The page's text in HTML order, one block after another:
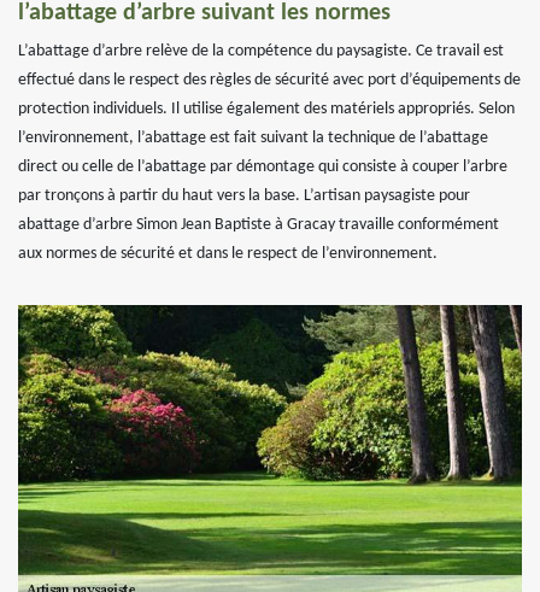
l’abattage d’arbre suivant les normes
L’abattage d’arbre relève de la compétence du paysagiste. Ce travail est
effectué dans le respect des règles de sécurité avec port d’équipements de
protection individuels. Il utilise également des matériels appropriés. Selon
l’environnement, l’abattage est fait suivant la technique de l’abattage
direct ou celle de l’abattage par démontage qui consiste à couper l’arbre
par tronçons à partir du haut vers la base. L’artisan paysagiste pour
abattage d’arbre Simon Jean Baptiste à Gracay travaille conformément
aux normes de sécurité et dans le respect de l’environnement.